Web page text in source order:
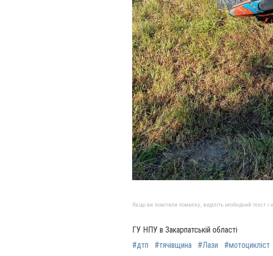
Якщо ви помітили помилку, виділіть необхідний текст
ГУ НПУ в Закарпатській області
#дтп
#тячівщина #Лази #мотоцикліст